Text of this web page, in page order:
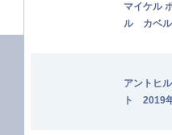
マイケル
ル カベ
アントヒ
ト 2019